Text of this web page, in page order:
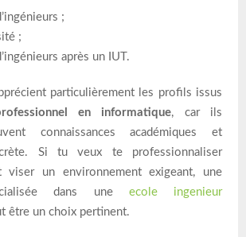
;
;
après un IUT.
particulièrement les profils issus
en informatique, car ils
connaissances académiques et
Si tu veux te professionnaliser
viser un environnement exigeant, une
dans une ecole ingenieur
être un choix pertinent.